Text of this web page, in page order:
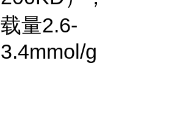
载量2.6-
3.4mmol/g